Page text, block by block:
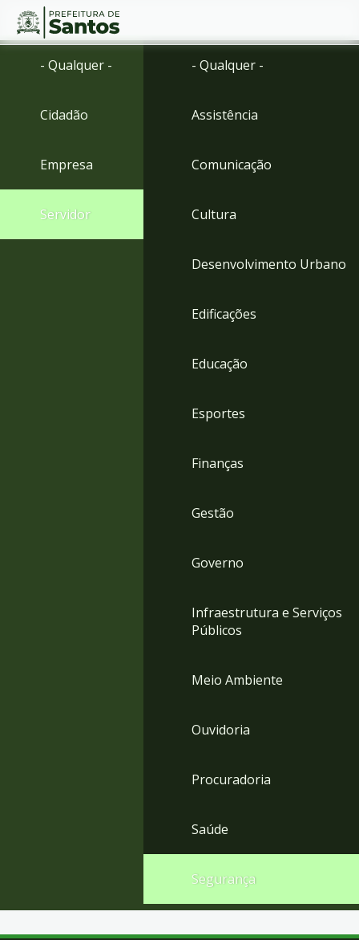
Ir
menu
para
Conteúdo
- Qualquer -
Cidadão
Empresa
Servidor
- Qualquer -
Assistência
Comunicação
Cultura
Desenvolvimento Urbano
Edificações
Educação
Esportes
Finanças
Gestão
Governo
Infraestrutura e Serviços
Públicos
Meio Ambiente
Ouvidoria
Procuradoria
Saúde
Segurança